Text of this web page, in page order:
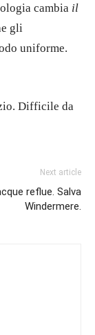
cambia il
gli
uniforme.
Difficile da
Next article
reflue. Salva
Windermere.